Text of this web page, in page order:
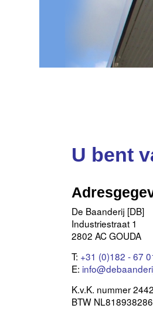
U bent
De Baanderij [DB]
Industriestraat 1
2802 AC GOUDA
T: +31 (0)182 - 67
E:
K.v.K. nummer
BTW